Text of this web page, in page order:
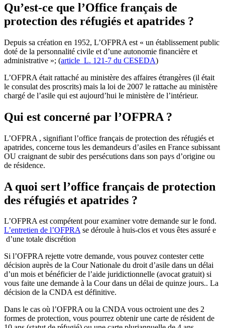
Qu’est-ce que l’Office français de
protection des réfugiés et apatrides ?
Depuis sa création en 1952, L’OFPRA est « un établissement public
doté de la personnalité civile et d’une autonomie financière et
administrative »; (article L. 121-7 du CESEDA)
L’OFPRA était rattaché au ministère des affaires étrangères (il était
le consulat des proscrits) mais la loi de 2007 le rattache au ministère
chargé de l’asile qui est aujourd’hui le ministère de l’intérieur.
Qui est concerné par l’OFPRA ?
L’OFPRA , signifiant l’office français de protection des réfugiés et
apatrides, concerne tous les demandeurs d’asiles en France subissant
OU craignant de subir des persécutions dans son pays d’origine ou
de résidence.
A quoi sert l’office français de protection
des réfugiés et apatrides ?
L’OFPRA est compétent pour examiner votre demande sur le fond.
L’entretien de l’OFPRAse déroule à huis-clos et vous êtes assuré e
d’une totale discrétion
Si l’OFPRA rejette votre demande, vous pouvez contester cette
décision auprès de la Cour Nationale du droit d’asile dans un délai
d’un mois et bénéficier de l’aide juridictionnelle (avocat gratuit) si
vous faite une demande à la Cour dans un délai de quinze jours.. La
décision de la CNDA est définitive.
Dans le cas où l’OFPRA ou la CNDA vous octroient une des 2
formes de protection, vous pourrez obtenir une carte de résident de